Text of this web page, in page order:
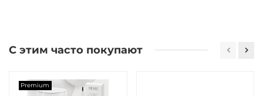
С этим часто покупают
Premium